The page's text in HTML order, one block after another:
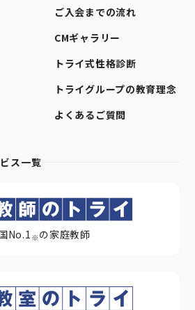
ご入会までの流れ
CMギャラリー
トライ式性格診断
トライグループの教育理念
よくあるご質問
ス一覧
No.1※ の家庭教師